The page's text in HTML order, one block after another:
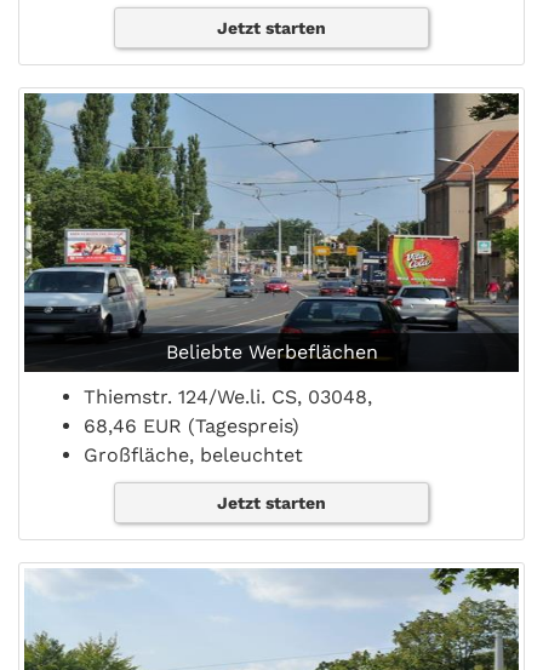
Jetzt starten
Beliebte Werbeflächen
Thiemstr. 124/We.li. CS, 03048,
68,46 EUR (Tagespreis)
Großfläche, beleuchtet
Jetzt starten